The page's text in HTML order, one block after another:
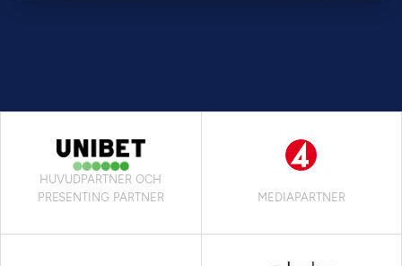
HUVUDPARTNER OCH
PRESENTING PARTNER
MEDIAPARTNER